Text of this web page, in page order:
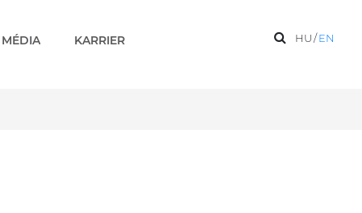
MÉDIA KARRIER HU/EN